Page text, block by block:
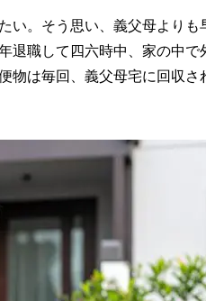
。そう思い、義父母よりも
退職して四六時中、家の中で
物は毎回、義父母宅に回収さ